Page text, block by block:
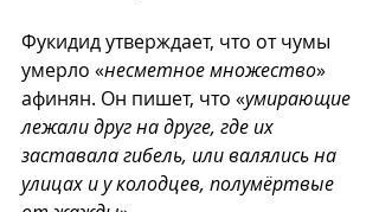
Фукидид утверждает, что от чумы
умерло «несметное множество»
афинян. Он пишет, что «умирающие
лежали друг на друге, где их
заставала гибель, или валялись на
улицах и у колодцев, полумёртвые